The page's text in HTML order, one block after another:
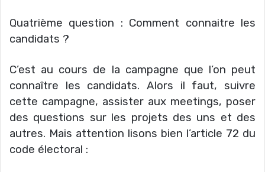
Quatrième question : Comment connaitre les
candidats ?
C’est au cours de la campagne que l’on peut
connaître les candidats. Alors il faut, suivre
cette campagne, assister aux meetings, poser
des questions sur les projets des uns et des
autres. Mais attention lisons bien l’article 72 du
code électoral :